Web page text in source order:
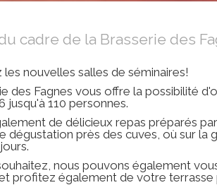
cadre de la Brasserie des
nouvelles salles de séminaires!
des Fagnes vous offre la possibilité
jusqu'à 110 personnes.
de délicieux repas préparés
dégustation près des cuves, où sur la
nous pouvons également
profitez également de votre terrasse